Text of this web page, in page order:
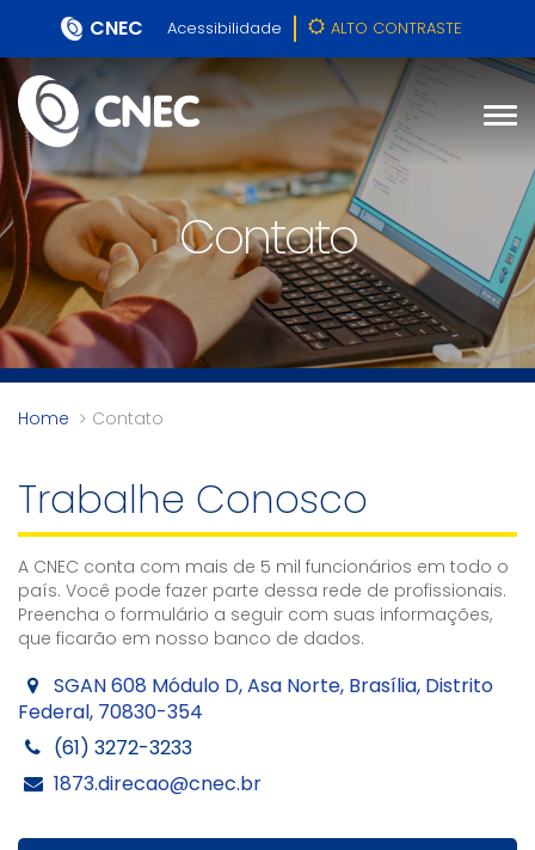
CNEC Acessibilidade ALTO CONTRASTE
Contato
Home Contato
Trabalhe Conosco
A CNEC conta com mais de 5 mil funcionários em todo o
país. Você pode fazer parte dessa rede de profissionais.
Preencha o formulário a seguir com suas informações,
que ficarão em nosso banco de dados.
SGAN 608 Módulo D, Asa Norte, Brasília, Distrito
Federal, 70830-354
(61) 3272-3233
1873.direcao@cnec.br